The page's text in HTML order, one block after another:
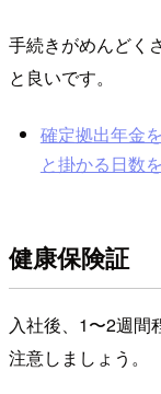
手続きがめんどく
と良いです。
確定拠出年金
と掛かる日数
健康保険証
入社後、1〜2週間
注意しましょう。